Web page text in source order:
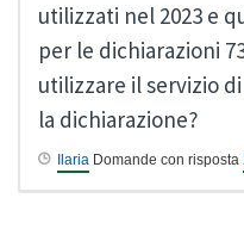
utilizzati nel 2023 e
per le dichiarazioni
utilizzare il servizio
la dichiarazione?
Ilaria Domande con risposta